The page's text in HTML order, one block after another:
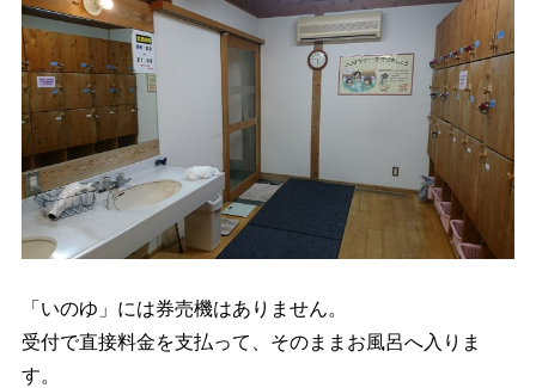
「いのゆ」には券売機はありません。
受付で直接料金を支払って、そのままお風呂へ入りま
す。